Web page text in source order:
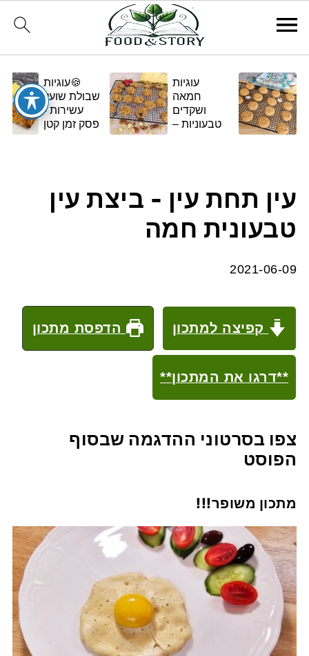
עוגיות
חמאה
ושקדים
טבעוניות –
🍪עוגיות
שבולת שועל
עשירות -
פסק זמן קטן
עין תחת עין - ביצת עין
טבעונית חמה
2021-06-09
קפיצה למתכון הדפסת מתכון
**דרגו את המתכון**
צפו בסרטוני ההדגמה שבסוף
הפוסט
מתכון משופר!!!